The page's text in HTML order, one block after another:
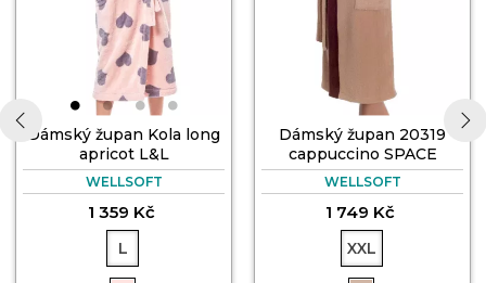
Dámský župan Kola long
apricot L&L
WELLSOFT
1 359 Kč
L
Dámský župan 20319
cappuccino SPACE
WELLSOFT
1 749 Kč
XXL